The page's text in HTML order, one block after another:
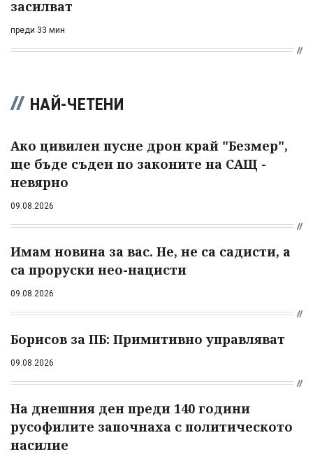
засилват
преди 33 мин
НАЙ-ЧЕТЕНИ
Ако цивилен пусне дрон край "Безмер",
ще бъде съден по законите на САЩ -
невярно
09.08.2026
Имам новина за вас. Не, не са садисти, а
са проруски нео-нацисти
09.08.2026
Борисов за ПБ: Примитивно управляват
09.08.2026
На днешния ден преди 140 години
русофилите започнаха с политическото
насилие